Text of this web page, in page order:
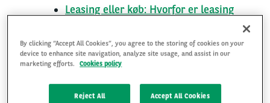
Leasing eller køb: Hvorfor er leasing
Vær herre over dit budget: Lad Arval
tilføje værdi
By clicking “Accept All Cookies”, you agree to the storing of cookies on your
device to enhance site navigation, analyze site usage, and assist in our
marketing efforts.
Cookies policy
Reject All Accept All Cookies